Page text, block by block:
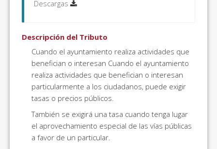
Descargas
Descripción del Tributo
Cuando el ayuntamiento realiza actividades que
benefician o interesan Cuando el ayuntamiento
realiza actividades que benefician o interesan
particularmente a los ciudadanos, puede exigir
tasas o precios públicos.
También se exigirá una tasa cuando tenga lugar
el aprovechamiento especial de las vías públicas
a favor de un particular.